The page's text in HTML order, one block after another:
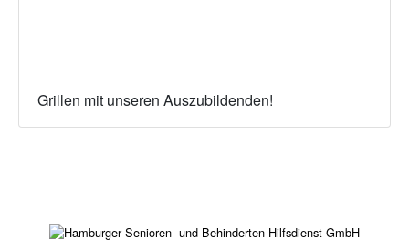
Grillen mit unseren Auszubildenden!